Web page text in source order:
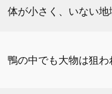
体が小さく、いない地
鴨の中でも大物は狙